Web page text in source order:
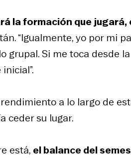
la formación que
“Igualmente, yo por mi
grupal. Si me toca desde
a lo largo de
ceder su lugar.
está, el balance del